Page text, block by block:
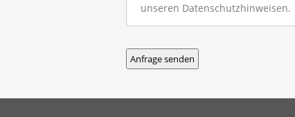
unseren Datenschutzhinweisen.